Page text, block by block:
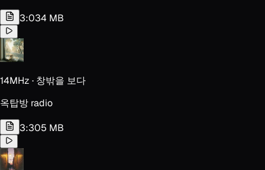
3:034 MB
14MHz · 창밖을 보다
옥탑방 radio
3:305 MB